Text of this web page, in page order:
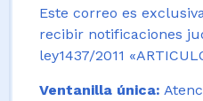
Este correo es
recibir notificaciones
ley1437/2011
Ventanilla única: